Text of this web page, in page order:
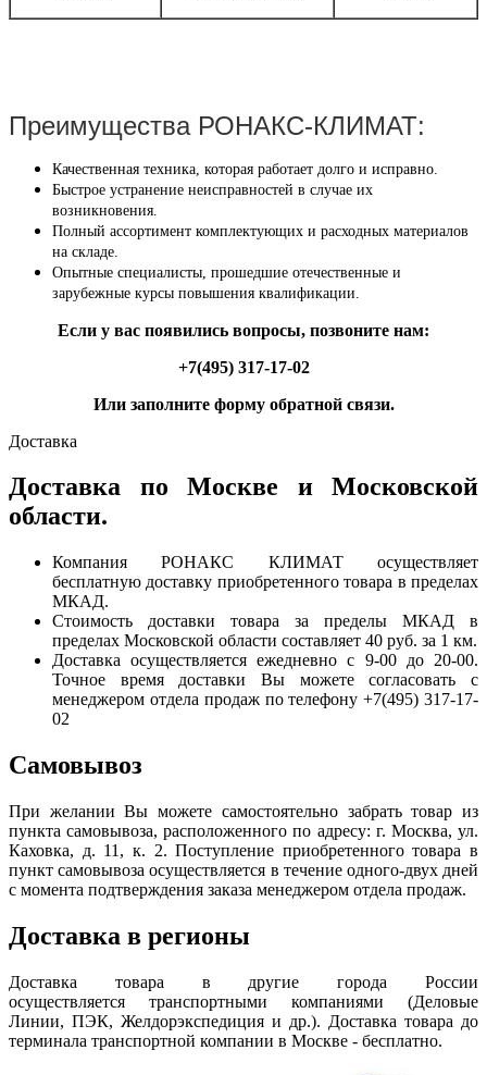
Преимущества РОНАКС-КЛИМАТ:
Качественная техника, которая работает долго и исправно.
Быстрое устранение неисправностей в случае их
возникновения.
Полный ассортимент комплектующих и расходных материалов
на складе.
Опытные специалисты, прошедшие отечественные и
зарубежные курсы повышения квалификации.
Если у вас появились вопросы, позвоните нам:
+7(495) 317-17-02
Или заполните форму обратной связи.
Доставка
Доставка по Москве и Московской
области.
Компания РОНАКС КЛИМАТ осуществляет
бесплатную доставку приобретенного товара в пределах
МКАД.
Стоимость доставки товара за пределы МКАД в
пределах Московской области составляет 40 руб. за 1 км.
Доставка осуществляется ежедневно с 9-00 до 20-00.
Точное время доставки Вы можете согласовать с
менеджером отдела продаж по телефону +7(495) 317-17-
02
Самовывоз
При желании Вы можете самостоятельно забрать товар из
пункта самовывоза, расположенного по адресу: г. Москва, ул.
Каховка, д. 11, к. 2. Поступление приобретенного товара в
пункт самовывоза осуществляется в течение одного-двух дней
с момента подтверждения заказа менеджером отдела продаж.
Доставка в регионы
Доставка товара в другие города России
осуществляется транспортными компаниями (Деловые
Линии, ПЭК, Желдорэкспедиция и др.). Доставка товара до
терминала транспортной компании в Москве - бесплатно.